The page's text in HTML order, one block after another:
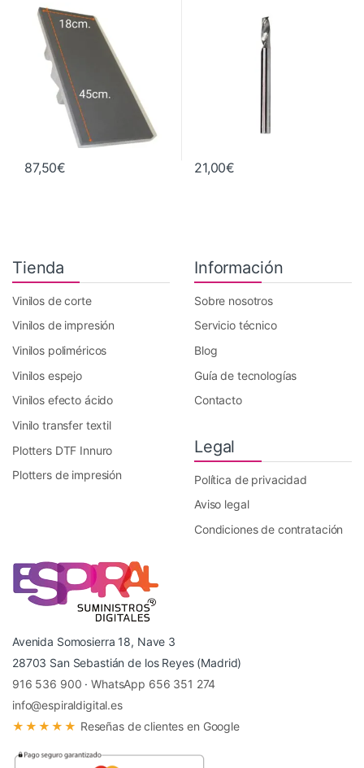
87,50€ 21,00€
Tienda
Vinilos de corte
Vinilos de impresión
Vinilos poliméricos
Vinilos espejo
Vinilos efecto ácido
Vinilo transfer textil
Plotters DTF Innuro
Plotters de impresión
Información
Sobre nosotros
Servicio técnico
Blog
Guía de tecnologías
Contacto
Legal
Política de privacidad
Aviso legal
Condiciones de contratación
Avenida Somosierra 18, Nave 3
28703 San Sebastián de los Reyes (Madrid)
916 536 900 ·WhatsApp 656 351 274
info@espiraldigital.es
★★★★★ Reseñas de clientes en Google